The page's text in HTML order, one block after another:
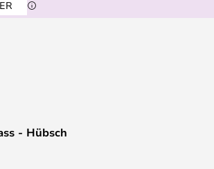
- Hübsch